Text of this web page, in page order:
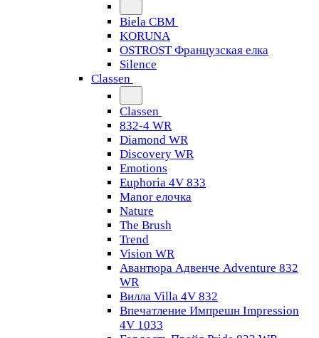
Biela CBM
KORUNA
OSTROST Французская елка
Silence
Classen
Classen
832-4 WR
Diamond WR
Discovery WR
Emotions
Euphoria 4V 833
Manor елочка
Nature
The Brush
Trend
Vision WR
Авантюра Адвенче Adventure 832
WR
Вилла Villa 4V 832
Впечатление Импрешн Impression
4V 1033